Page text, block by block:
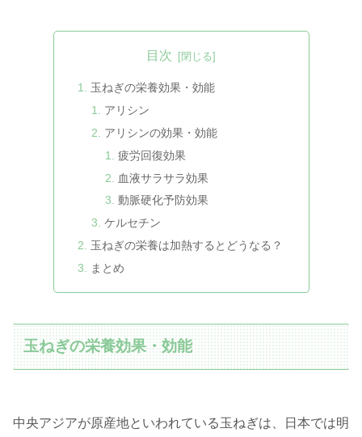
目次
玉ねぎの栄養効果・効能
アリシン
アリシンの効果・効能
疲労回復効果
血液サラサラ効果
動脈硬化予防効果
ケルセチン
玉ねぎの栄養は加熱するとどうなる？
まとめ
玉ねぎの栄養効果・効能
中央アジアが原産地といわれている玉ねぎは、日本では明